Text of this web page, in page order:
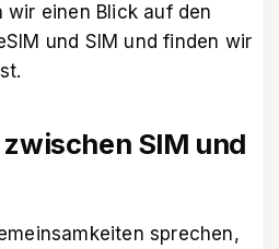
wir einen Blick auf den
und SIM und finden wir
SIM und
sprechen,